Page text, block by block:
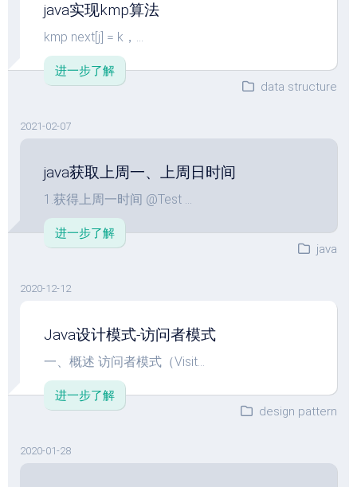
java实现kmp算法
kmp next[j] = k，...
进一步了解
data structure
2021-02-07
java获取上周一、上周日时间
1.获得上周一时间 @Test ...
进一步了解
java
2020-12-12
Java设计模式-访问者模式
一、概述 访问者模式（Visit...
进一步了解
design pattern
2020-01-28